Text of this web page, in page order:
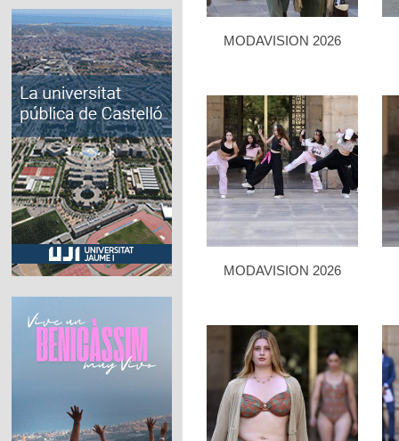
MODAVISION 2026
MODAVISION 2026